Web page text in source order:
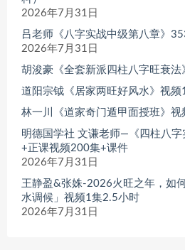
2026年7月31日
吕老师《八字实战中级第八章》
2026年7月31日
胡浚豪《全套新派四柱八字旺衰法
道阳宗钺《居家两旺好风水》视频
林一川《道家奇门遁甲面授班》视
明德国学社 文谦老师—《四柱八
+正课视频200集+课件
2026年7月31日
王静盈&张姝-2026火旺之年，如
水调候」视频1集2.5小时
2026年7月31日